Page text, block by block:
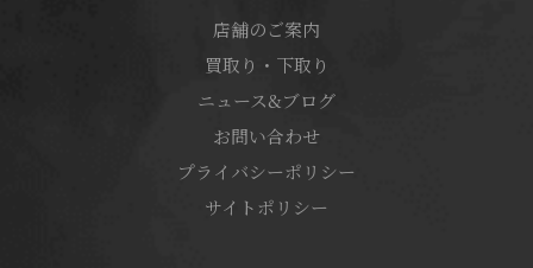
店舗のご案内
買取り・下取り
ニュース&ブログ
お問い合わせ
プライバシーポリシー
サイトポリシー